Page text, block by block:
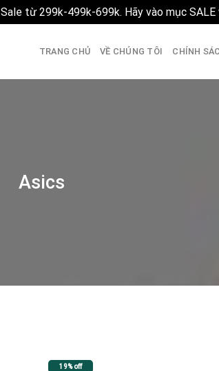
từ 299k-499k-699k. Hãy vào mục SALE
TRANG CHỦ VỀ CHÚNG TÔI CHÍNH
Asics
19% off